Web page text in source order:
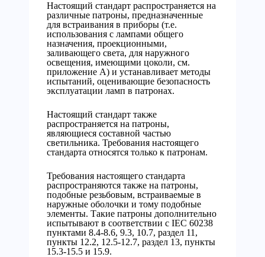
Настоящий стандарт распространяется на
различные патроны, предназначенные
для встраивания в приборы (т.е.
использования с лампами общего
назначения, проекционными,
заливающего света, для наружного
освещения, имеющими цоколи, см.
приложение А) и устанавливает методы
испытаний, оценивающие безопасность
эксплуатации ламп в патронах.
Настоящий стандарт также
распространяется на патроны,
являющиеся составной частью
светильника. Требования настоящего
стандарта относятся только к патронам.
Требования настоящего стандарта
распространяются также на патроны,
подобные резьбовым, встраиваемые в
наружные оболочки и тому подобные
элементы. Такие патроны дополнительно
испытывают в соответствии с IEC 60238
пунктами 8.4-8.6, 9.3, 10.7, раздел 11,
пункты 12.2, 12.5-12.7, раздел 13, пункты
15.3-15.5 и 15.9.